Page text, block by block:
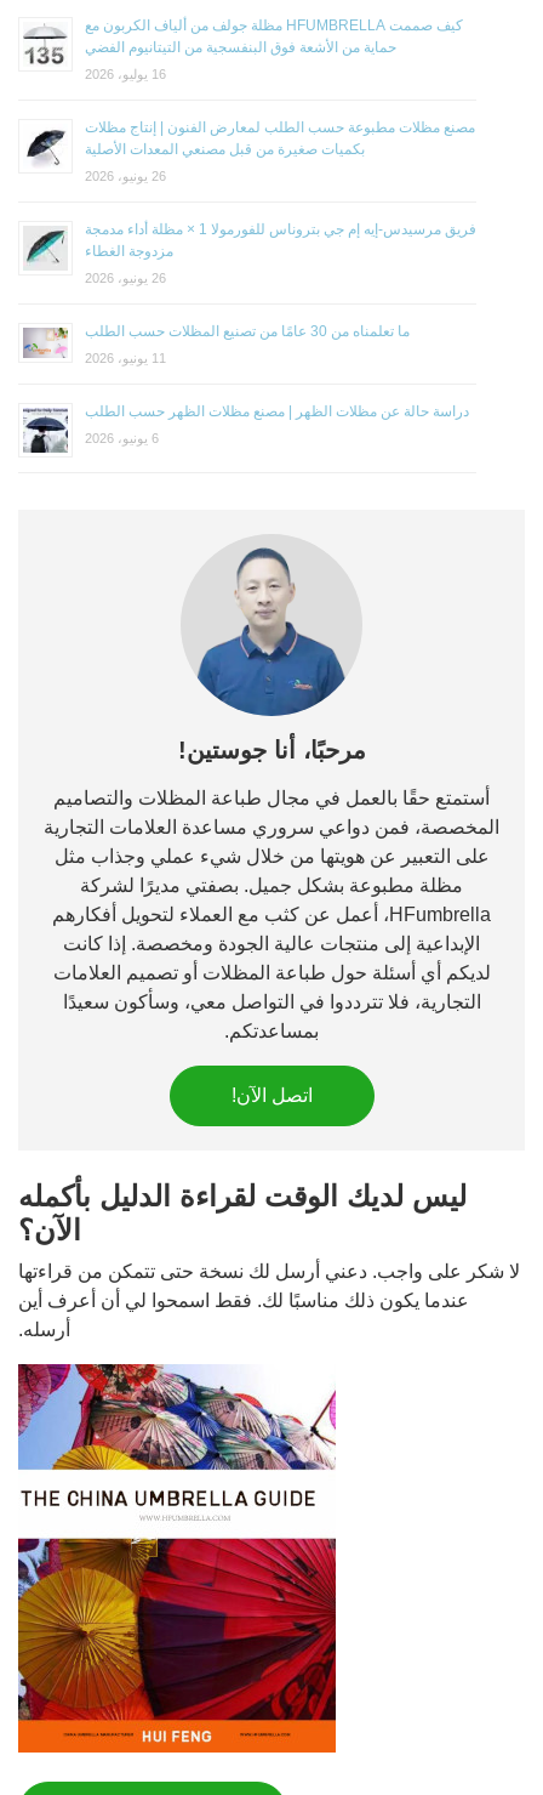
كيف صممت HFUMBRELLA مظلة جولف من ألياف الكربون مع
حماية من الأشعة فوق البنفسجية من التيتانيوم الفضي
16 يوليو، 2026
مصنع مظلات مطبوعة حسب الطلب لمعارض الفنون | إنتاج مظلات
بكميات صغيرة من قبل مصنعي المعدات الأصلية
26 يونيو، 2026
فريق مرسيدس-إيه إم جي بتروناس للفورمولا 1 × مظلة أداء مدمجة
مزدوجة الغطاء
26 يونيو، 2026
ما تعلمناه من 30 عامًا من تصنيع المظلات حسب الطلب
11 يونيو، 2026
دراسة حالة عن مظلات الظهر | مصنع مظلات الظهر حسب الطلب
6 يونيو، 2026
مرحبًا، أنا جوستين!
أستمتع حقًا بالعمل في مجال طباعة المظلات والتصاميم
المخصصة، فمن دواعي سروري مساعدة العلامات التجارية
على التعبير عن هويتها من خلال شيء عملي وجذاب مثل
مظلة مطبوعة بشكل جميل. بصفتي مديرًا لشركة
HFumbrella، أعمل عن كثب مع العملاء لتحويل أفكارهم
الإبداعية إلى منتجات عالية الجودة ومخصصة. إذا كانت
لديكم أي أسئلة حول طباعة المظلات أو تصميم العلامات
التجارية، فلا تترددوا في التواصل معي، وسأكون سعيدًا
بمساعدتكم.
اتصل الآن!
ليس لديك الوقت لقراءة الدليل بأكمله
الآن؟
لا شكر على واجب. دعني أرسل لك نسخة حتى تتمكن من قراءتها
عندما يكون ذلك مناسبًا لك. فقط اسمحوا لي أن أعرف أين
أرسله.